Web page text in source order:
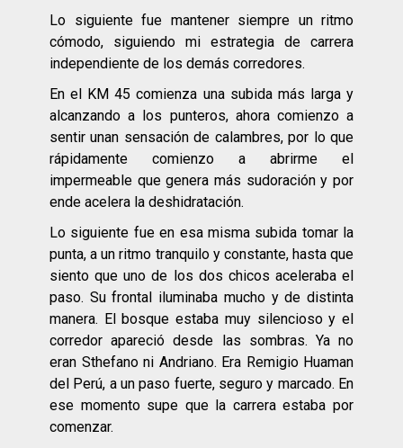
Lo siguiente fue mantener siempre un ritmo
cómodo, siguiendo mi estrategia de carrera
independiente de los demás corredores.
En el KM 45 comienza una subida más larga y
alcanzando a los punteros, ahora comienzo a
sentir unan sensación de calambres, por lo que
rápidamente comienzo a abrirme el
impermeable que genera más sudoración y por
ende acelera la deshidratación.
Lo siguiente fue en esa misma subida tomar la
punta, a un ritmo tranquilo y constante, hasta que
siento que uno de los dos chicos aceleraba el
paso. Su frontal iluminaba mucho y de distinta
manera. El bosque estaba muy silencioso y el
corredor apareció desde las sombras. Ya no
eran Sthefano ni Andriano. Era Remigio Huaman
del Perú, a un paso fuerte, seguro y marcado. En
ese momento supe que la carrera estaba por
comenzar.